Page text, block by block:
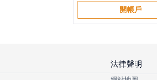
開帳戶
法律聲明